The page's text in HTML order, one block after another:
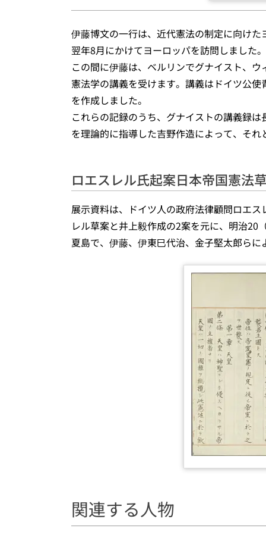
伊藤博文の一行は、近代憲法の制定に向け
翌年8月にかけてヨーロッパを訪問しました。
この間に伊藤は、ベルリンでグナイスト、
憲法学の講義を受けます。講義はドイツ公
を作成しました。
これらの記録のうち、グナイストの講義録
を理論的に指導した吉野作造によって、そ
ロエスレル氏起案日本帝国憲法
展示資料は、ドイツ人の政府法律顧問ロエ
レル草案と井上毅作成の2案を元に、明治
夏島で、伊藤、伊東巳代治、金子堅太郎ら
関連する人物